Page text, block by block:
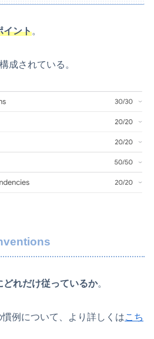
イント。
成されている。
どれだけ従っているか。
例について、より詳しくはこち